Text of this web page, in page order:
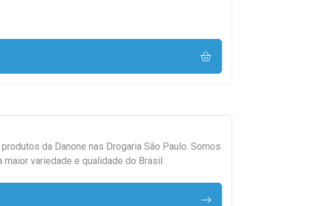
da Danone nas Drogaria São Paulo. Somos
maior variedade e qualidade do Brasil.